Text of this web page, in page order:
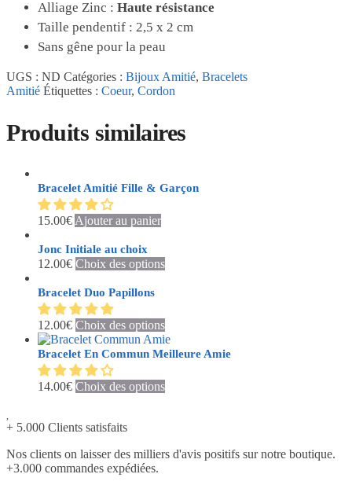
Alliage Zinc : Haute résistance
Taille pendentif : 2,5 x 2 cm
Sans gêne pour la peau
UGS : ND Catégories : Bijoux Amitié, Bracelets
Amitié Étiquettes : Coeur, Cordon
Produits similaires
Bracelet Amitié Fille & Garçon
15.00€ Ajouter au panier
Jonc Initiale au choix
12.00€ Choix des optionsCe
variations.
Les
options
peuvent
choisies
du
produit
Bracelet Duo Papillons
12.00€ Choix des optionsCe
produit
a
variations.
Les
choisies
Bracelet En Commun Meilleure Amie
14.00€ Choix des optionsCe
Les
+ 5.000 Clients satisfaits
Nos clients on laisser des milliers d'avis positifs sur notre boutique.
+3.000 commandes expédiées.